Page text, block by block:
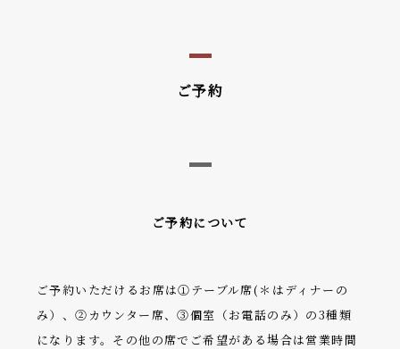
ご予約
ご予約について
ご予約いただけるお席は①テーブル席(＊はディナーの
み）、②カウンター席、③個室（お電話のみ）の3種類
になります。その他の席でご希望がある場合は営業時間